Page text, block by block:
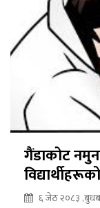
गैंडाकोट
६ जेठ २०८३